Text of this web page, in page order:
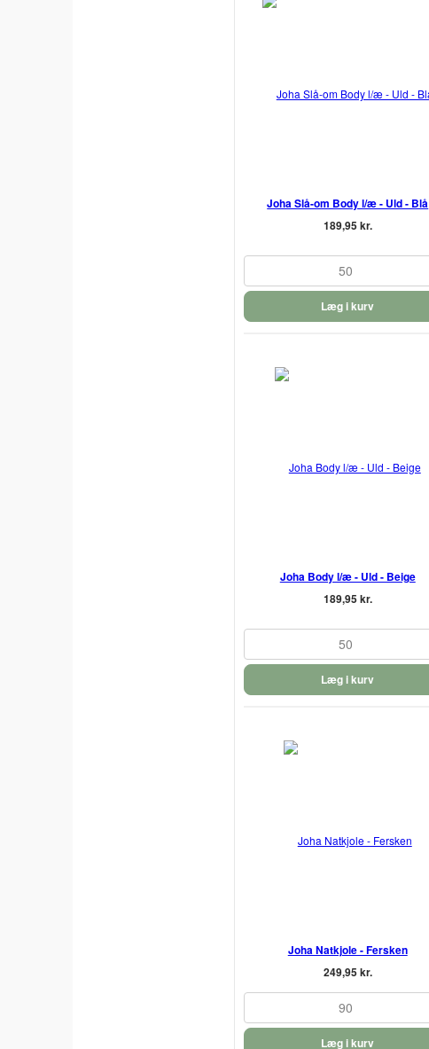
Joha Slå-om Body l/æ - Uld - Blå
189,95 kr.
50
Læg i kurv
Joha Body l/æ - Uld - Beige
189,95 kr.
50
Læg i kurv
Joha Natkjole - Fersken
249,95 kr.
90
Læg i kurv